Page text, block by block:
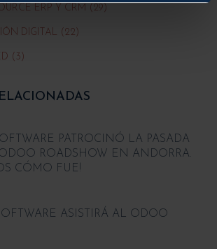
ERP Y CRM (29)
DIGITAL (22)
(3)
PATROCINÓ LA PASADA
ROADSHOW EN ANDORRA.
CÓMO FUE!
ASISTIRÁ AL ODOO